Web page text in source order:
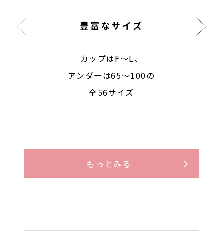
豊富なサイズ
カップはF〜L、
アンダーは65〜100の
全56サイズ
もっとみる